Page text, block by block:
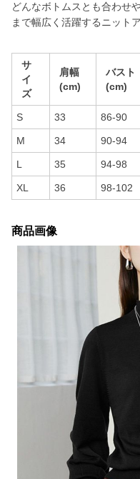
どんなボトムスとも合わせ
まで幅広く活躍するニット
サ
イ
ズ
肩幅
(cm)
バスト
(cm)
S 33 86-90
M 34 90-94
L 35 94-98
XL 36 98-102
商品画像